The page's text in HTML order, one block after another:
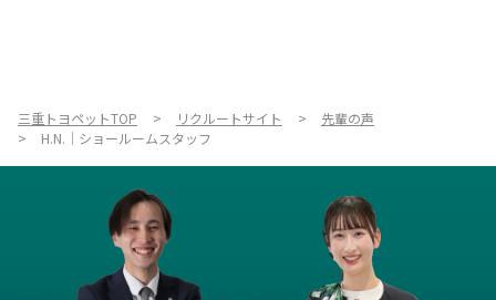
三重トヨペットTOP リクルートサイト
先輩の声
H.N.｜ショールームスタッフ